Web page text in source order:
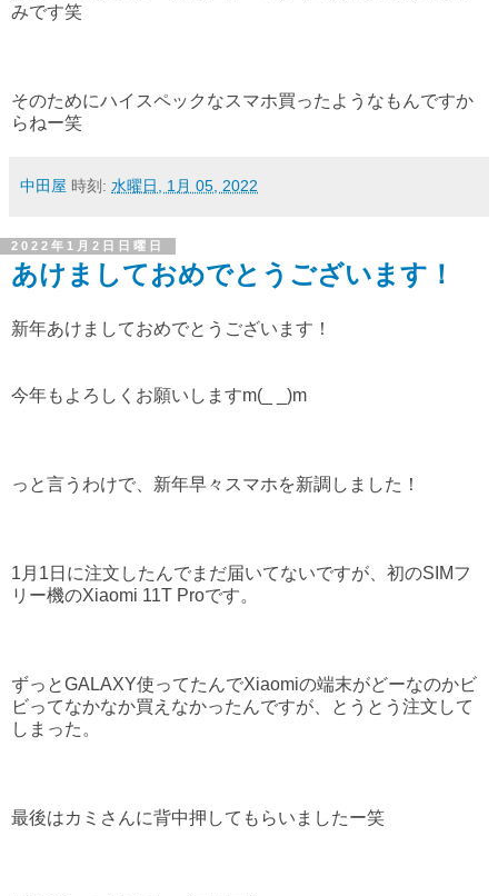
みです笑
そのためにハイスペックなスマホ買ったようなもんですか
らねー笑
中田屋 時刻: 水曜日, 1月 05, 2022
2022年1月2日日曜日
あけましておめでとうございます！
新年あけましておめでとうございます！
今年もよろしくお願いしますm(_ _)m
っと言うわけで、新年早々スマホを新調しました！
1月1日に注文したんでまだ届いてないですが、初のSIMフ
リー機のXiaomi 11T Proです。
ずっとGALAXY使ってたんでXiaomiの端末がどーなのかビ
ビってなかなか買えなかったんですが、とうとう注文して
しまった。
最後はカミさんに背中押してもらいましたー笑